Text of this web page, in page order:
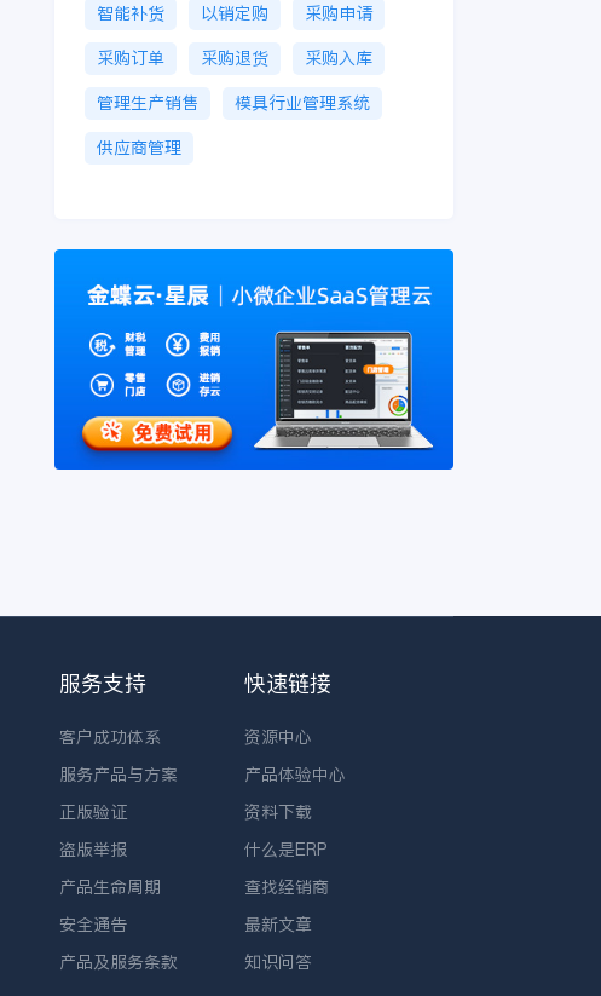
智能补货
以销定购
采购申请
采购订单
采购退货
采购入库
管理生产销售
模具行业管理系统
供应商管理
服务支持
客户成功体系
服务产品与方案
正版验证
盗版举报
产品生命周期
安全通告
产品及服务条款
快速链接
资源中心
产品体验中心
资料下载
什么是ERP
查找经销商
最新文章
知识问答